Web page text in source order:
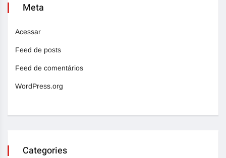
Meta
Acessar
Feed de posts
Feed de comentários
WordPress.org
Categories